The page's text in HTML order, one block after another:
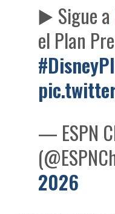
▶️ Sigue a
el Plan
— ESPN
2026